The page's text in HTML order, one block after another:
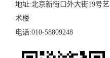
地址:北京新街口外大街19号艺
术楼
电话:010-58809248